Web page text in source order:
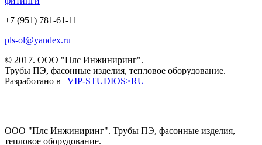
+7 (951) 781-61-11
pls-ol@yandex.ru
© 2017. ООО "Плс Инжиниринг".
Трубы ПЭ, фасонные изделия, тепловое оборудование.
Разработано в | VIP-STUDIOS>RU
ООО "Плс Инжиниринг". Трубы ПЭ, фасонные изделия,
тепловое оборудование.